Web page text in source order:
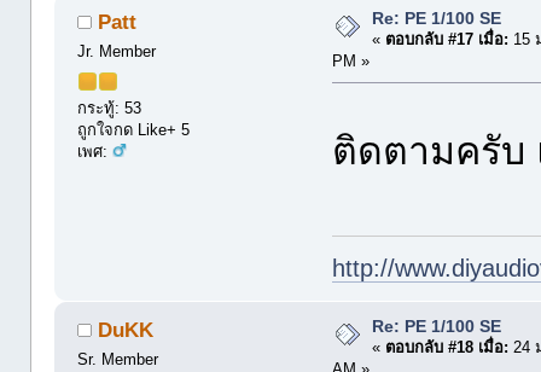
Patt
Jr. Member
กระทู้: 53
ถูกใจกด Like+ 5
เพศ:
Re: PE 1/100 SE
« ตอบกลับ #17 เมื่อ: 15
PM »
ติดตามครับ
http://
DuKK
Sr. Member
Re: PE 1/100 SE
« ตอบกลับ #18 เมื่อ: 24